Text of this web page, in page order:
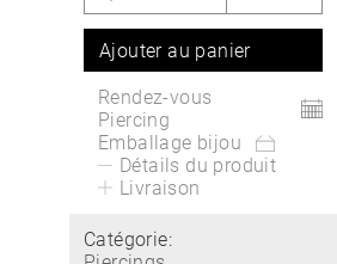
Ajouter au panier
Rendez-vous
Piercing
Emballage bijou
Détails du produit
Catégorie:
Livraison